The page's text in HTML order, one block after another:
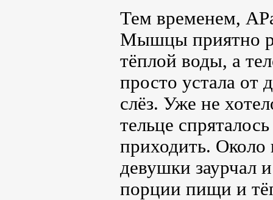
Тем временем,
Мышцы приятно
тёплой воды, а
просто устала от
слёз. Уже не
тельце
приходить. Около
девушки заурчал
порции пищи и